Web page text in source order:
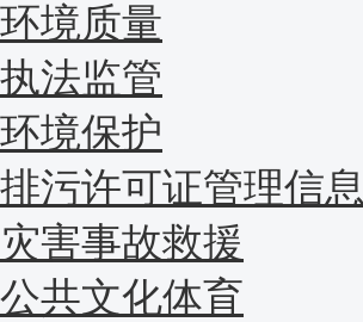
环境质量
执法监管
环境保护
排污许可证管理信息
灾害事故救援
公共文化体育